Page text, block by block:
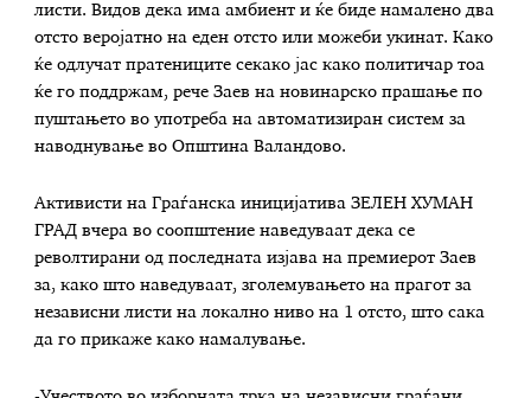
листи. Видов дека има амбиент и ќе биде намалено два
отсто веројатно на еден отсто или можеби укинат. Како
ќе одлучат пратениците секако јас како политичар тоа
ќе го поддржам, рече Заев на новинарско прашање по
пуштањето во употреба на автоматизиран систем за
наводнување во Општина Валандово.
Активисти на Граѓанска иницијатива ЗЕЛЕН ХУМАН
ГРАД вчера во соопштение наведуваат дека се
револтирани од последната изјава на премиерот Заев
за, како што наведуваат, зголемувањето на прагот за
независни листи на локално ниво на 1 отсто, што сака
да го прикаже како намалување.